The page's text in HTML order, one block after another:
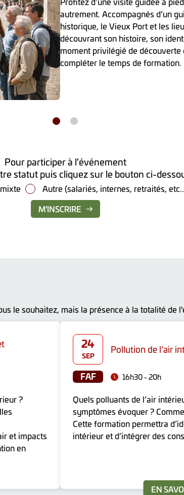
autrement. Accompagnés d’un
historique, le Vieux Port et les
découvrant son histoire, son
moment privilégié de
compléter le temps de formation.
Pour participer à l'événement
statut puis cliquez sur le bouton ci-
Autre (salariés, internes, retraités,
le souhaitez, mais la présence à la totalité de
?
et impacts
en
24
SEP Pollution de l’air
FAF 16h30 - 20h
Quels polluants de l’air
symptômes évoquer ?
Cette formation permettra
intérieur et d’intégrer des
EN